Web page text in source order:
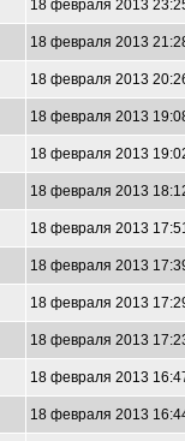
18 февраля 2013
18 февраля 2013
18 февраля 2013
18 февраля 2013
18 февраля 2013
18 февраля 2013
18 февраля 2013
18 февраля 2013
18 февраля 2013
18 февраля 2013
18 февраля 2013
18 февраля 2013